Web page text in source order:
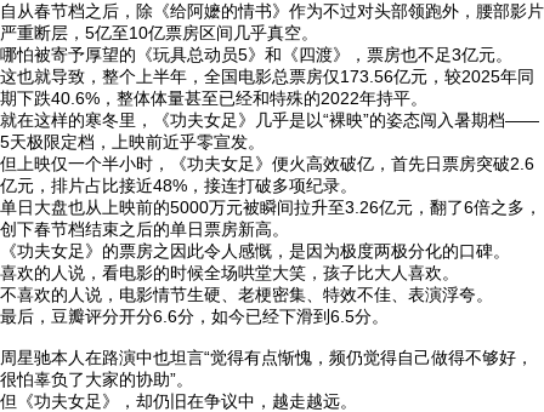
自从春节档之后，除《给阿嬷的情书》作为不过对头部领跑外，腰部影片
严重断层，5亿至10亿票房区间几乎真空。
哪怕被寄予厚望的《玩具总动员5》和《四渡》，票房也不足3亿元。
这也就导致，整个上半年，全国电影总票房仅173.56亿元，较2025年同
期下跌40.6%，整体体量甚至已经和特殊的2022年持平。
就在这样的寒冬里，《功夫女足》几乎是以“裸映”的姿态闯入暑期档——
5天极限定档，上映前近乎零宣发。
但上映仅一个半小时，《功夫女足》便火高效破亿，首先日票房突破2.6
亿元，排片占比接近48%，接连打破多项纪录。
单日大盘也从上映前的5000万元被瞬间拉升至3.26亿元，翻了6倍之多，
创下春节档结束之后的单日票房新高。
《功夫女足》的票房之因此令人感慨，是因为极度两极分化的口碑。
喜欢的人说，看电影的时候全场哄堂大笑，孩子比大人喜欢。
不喜欢的人说，电影情节生硬、老梗密集、特效不佳、表演浮夸。
最后，豆瓣评分开分6.6分，如今已经下滑到6.5分。
周星驰本人在路演中也坦言“觉得有点惭愧，频仍觉得自己做得不够好，
很怕辜负了大家的协助”。
但《功夫女足》，却仍旧在争议中，越走越远。